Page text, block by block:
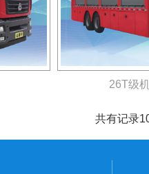
26T级
共有记录